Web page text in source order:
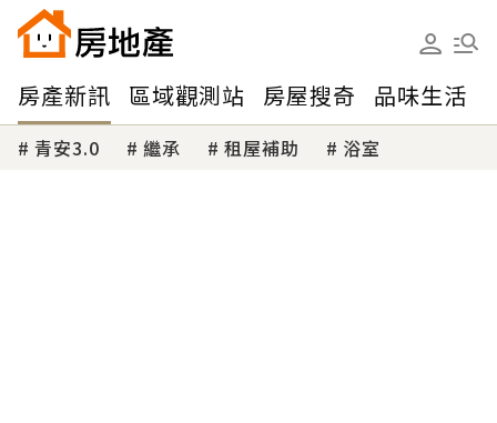
房產新訊 區域觀測站 房屋搜奇 品味生活
青安3.0 繼承 租屋補助 浴室